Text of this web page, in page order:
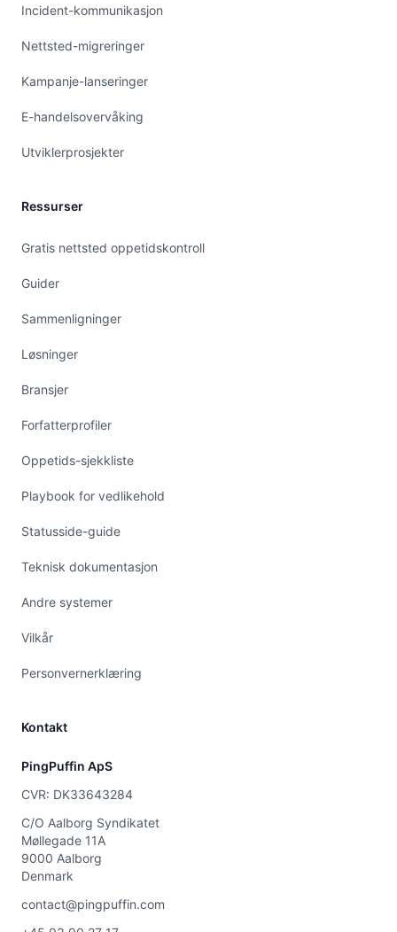
Incident-kommunikasjon
Nettsted-migreringer
Kampanje-lanseringer
E-handelsovervåking
Utviklerprosjekter
Ressurser
Gratis nettsted oppetidskontroll
Guider
Sammenligninger
Løsninger
Bransjer
Forfatterprofiler
Oppetids-sjekkliste
Playbook for vedlikehold
Statusside-guide
Teknisk dokumentasjon
Andre systemer
Vilkår
Personvernerklæring
Kontakt
PingPuffin ApS
CVR: DK33643284
C/O Aalborg Syndikatet
Møllegade 11A
9000 Aalborg
Denmark
contact@pingpuffin.com